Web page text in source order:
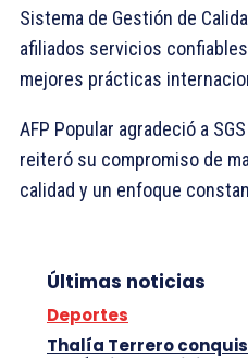
Sistema de Gestión de
afiliados servicios
mejores prácticas
AFP Popular agradeció a
reiteró su compromiso de
calidad y un enfoque
Últimas noticias
Deportes
Thalía Terrero